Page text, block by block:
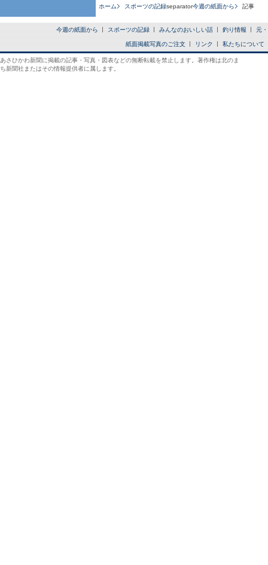
ホーム スポーツの記録separator今週の紙面から 記事
今週の紙面から スポーツの記録 みんなのおいしい話 釣り情報 元
紙面掲載写真のご注文 リンク 私たちについて
あさひかわ新聞に掲載の記事・写真・図表などの無断転載を禁止します。著作権は北のま
ち新聞社またはその情報提供者に属します。